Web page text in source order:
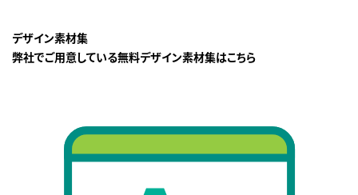
デザイン素材集
弊社でご用意している無料デザイン素材集はこちら